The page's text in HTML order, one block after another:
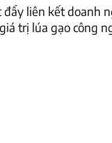
đẩy liên kết doanh
trị lúa gạo công